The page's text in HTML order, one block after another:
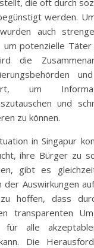
werden.
auch
potenzielle Täter
die
um
und
zu können.
in Singapur
ihre Bürger zu
gibt es
der Auswirkungen
hoffen, dass
transparenten
alle
Die